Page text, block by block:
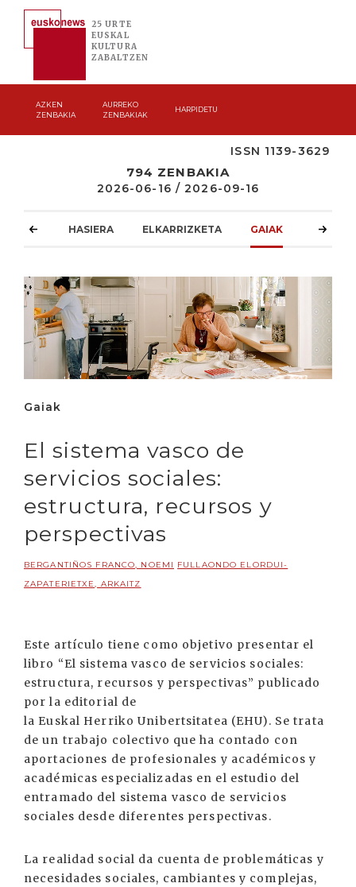
25 URTE
EUSKAL
KULTURA
ZABALTZEN
AZKEN
ZENBAKIA
AURREKO
ZENBAKIAK
HARPIDETU
ISSN 1139-3629
794 ZENBAKIA
2026-06-16 / 2026-09-16
HASIERA ELKARRIZKETA GAIAK
Gaiak
El sistema vasco de
servicios sociales:
estructura, recursos y
perspectivas
BERGANTIÑOS FRANCO, NOEMI FULLAONDO ELORDUI-
ZAPATERIETXE, ARKAITZ
Este artículo tiene como objetivo presentar el
libro “El sistema vasco de servicios sociales:
estructura, recursos y perspectivas” publicado
por la editorial de
la Euskal Herriko Unibertsitatea (EHU). Se trata
de un trabajo colectivo que ha contado con
aportaciones de profesionales y académicos y
académicas especializadas en el estudio del
entramado del sistema vasco de servicios
sociales desde diferentes perspectivas.
La realidad social da cuenta de problemáticas y
necesidades sociales, cambiantes y complejas,